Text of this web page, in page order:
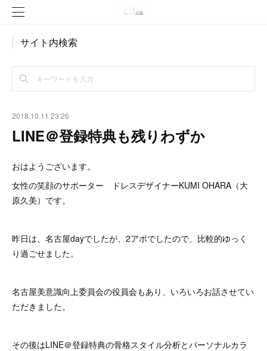
サイト内検索
2018.10.11 23:26
LINE＠登録特典も残りわずか
おはようございます。
女性の笑顔のサポーター ドレスデザイナーKUMI OHARA（大
原久美）です。
昨日は、名古屋dayでしたが、2アポでしたので、比較的ゆっく
り過ごせました。
名古屋美意識向上委員会の役員会もあり、いろいろお話させてい
ただきました。
その後はLINE＠登録特典の骨格スタイル分析とパーソナルカラ